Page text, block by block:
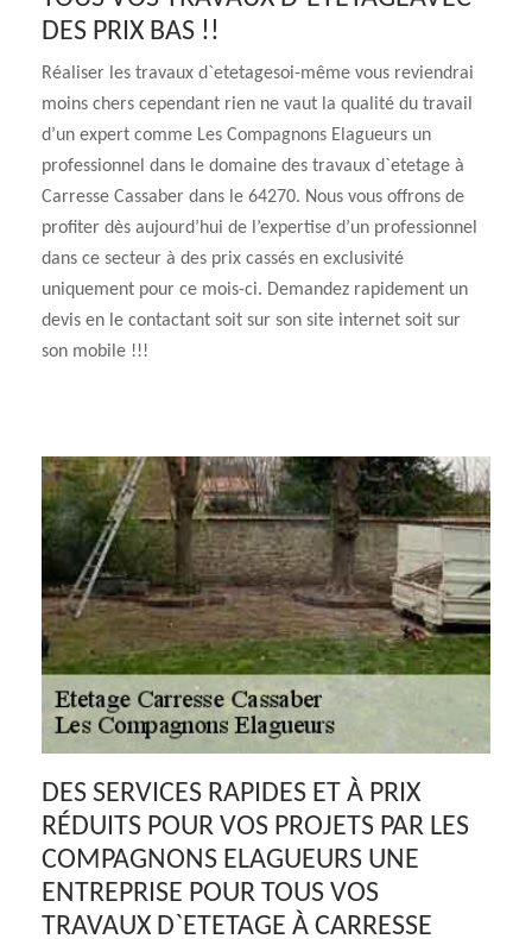
DES PRIX BAS !!
Réaliser les travaux d`etetagesoi-même vous reviendrai
moins chers cependant rien ne vaut la qualité du travail
d’un expert comme Les Compagnons Elagueurs un
professionnel dans le domaine des travaux d`etetage à
Carresse Cassaber dans le 64270. Nous vous offrons de
profiter dès aujourd’hui de l’expertise d’un professionnel
dans ce secteur à des prix cassés en exclusivité
uniquement pour ce mois-ci. Demandez rapidement un
devis en le contactant soit sur son site internet soit sur
son mobile !!!
DES SERVICES RAPIDES ET À PRIX
RÉDUITS POUR VOS PROJETS PAR LES
COMPAGNONS ELAGUEURS UNE
ENTREPRISE POUR TOUS VOS
TRAVAUX D`ETETAGE À CARRESSE